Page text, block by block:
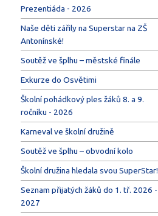
Prezentiáda - 2026
Naše děti zářily na Superstar na ZŠ
Antonínské!
Soutěž ve šplhu – městské finále
Exkurze do Osvětimi
Školní pohádkový ples žáků 8. a 9.
ročníku - 2026
Karneval ve školní družině
Soutěž ve šplhu – obvodní kolo
Školní družina hledala svou SuperStar!
Seznam přijatých žáků do 1. tř. 2026 -
2027